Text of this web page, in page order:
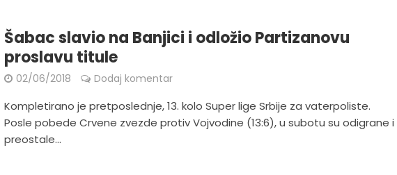
Šabac slavio na Banjici i odložio Partizanovu
proslavu titule
02/06/2018 Dodaj komentar
Kompletirano je pretposlednje, 13. kolo Super lige Srbije za vaterpoliste.
Posle pobede Crvene zvezde protiv Vojvodine (13:6), u subotu su odigrane i
preostale...